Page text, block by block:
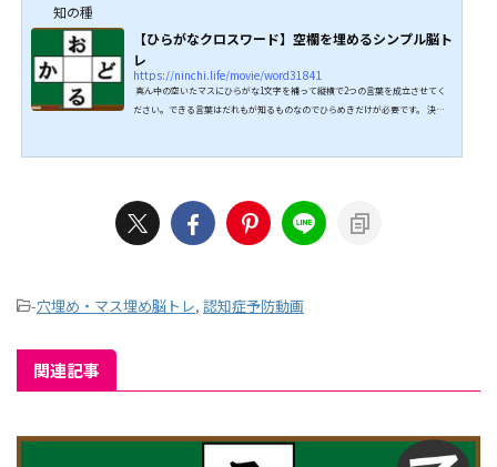
知の種
【ひらがなクロスワード】空欄を埋めるシンプル脳ト
レ
https://ninchi.life/movie/word31841
真ん中の空いたマスにひらがな1文字を補って縦横で2つの言葉を成立させてく
ださい。できる言葉はだれもが知るものなのでひらめきだけが必要です。 決し
-穴埋め・マス埋め脳トレ, 認知症予防動画
関連記事